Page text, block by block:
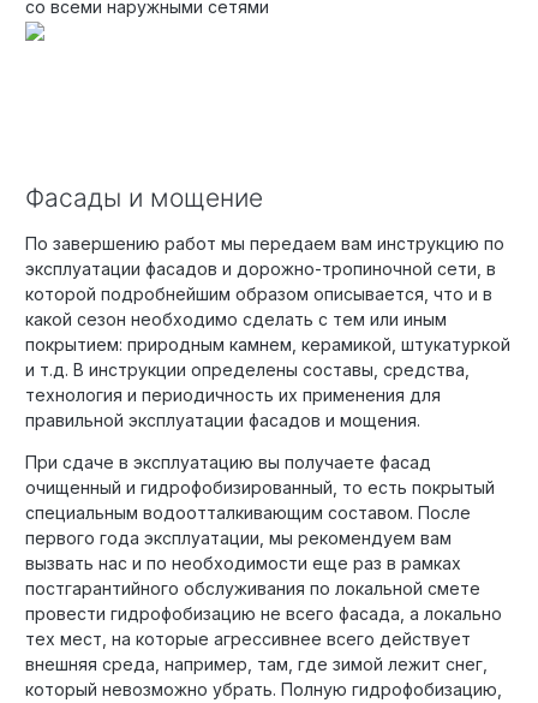
со всеми наружными сетями
Фасады и мощение
По завершению работ мы передаем вам инструкцию по
эксплуатации фасадов и дорожно-тропиночной сети, в
которой подробнейшим образом описывается, что и в
какой сезон необходимо сделать с тем или иным
покрытием: природным камнем, керамикой, штукатуркой
и т.д. В инструкции определены составы, средства,
технология и периодичность их применения для
правильной эксплуатации фасадов и мощения.
При сдаче в эксплуатацию вы получаете фасад
очищенный и гидрофобизированный, то есть покрытый
специальным водоотталкивающим составом. После
первого года эксплуатации, мы рекомендуем вам
вызвать нас и по необходимости еще раз в рамках
постгарантийного обслуживания по локальной смете
провести гидрофобизацию не всего фасада, а локально
тех мест, на которые агрессивнее всего действует
внешняя среда, например, там, где зимой лежит снег,
который невозможно убрать. Полную гидрофобизацию,